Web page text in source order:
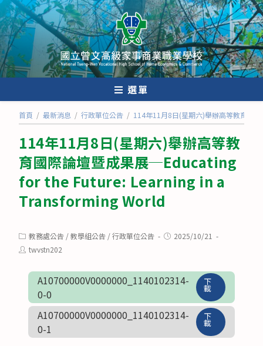
跳
轉
至
主
要
內
選單
首頁 / 最新消息 / 行政單位公告 / 114年11月8日(星期六)舉辦高等教育國
114年11月8日(星期六)舉辦高等教
育國際論壇暨成果展─Educating
for the Future: Learning in a
Transforming World
Post
category:
教務處公告 /教學組公告 /行政單位公告
Post2025/10/21
Posttwvstn202
A10700000V0000000_1140102314-
0-0
下
載
A10700000V0000000_1140102314-
0-1
下
載